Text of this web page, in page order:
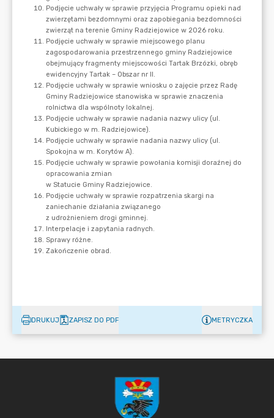
DRUKUJ ZAPISZ DO PDF METRYCZKA